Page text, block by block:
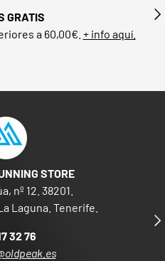
GRATIS
a 60,00€. + info aquí.
STORE
nº 12. 38201.
Laguna. Tenerife.
32 76